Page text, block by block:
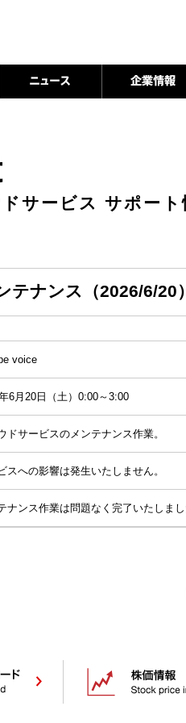
サービス サポート
ナンス（2026/6/20）
voice
6月20日（土）0:00～3:00
ドサービスのメンテナンス作業。
スへの影響は発生いたしません。
ナンス作業は問題なく完了いたしまし